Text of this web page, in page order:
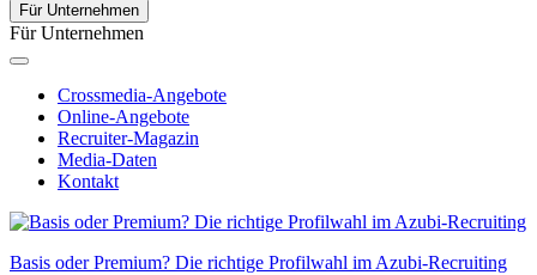
Für Unternehmen
Für Unternehmen
Crossmedia-Angebote
Online-Angebote
Recruiter-Magazin
Media-Daten
Kontakt
Basis oder Premium? Die richtige Profilwahl im Azubi-Recruiting